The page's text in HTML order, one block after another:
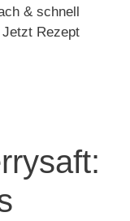
& schnell
Rezept